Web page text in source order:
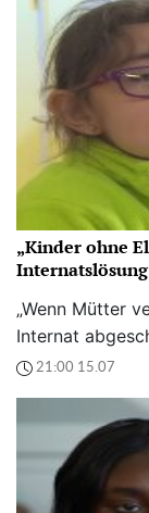
„Kinder ohne
„Wenn Mütter
Internat
21:00 15.07